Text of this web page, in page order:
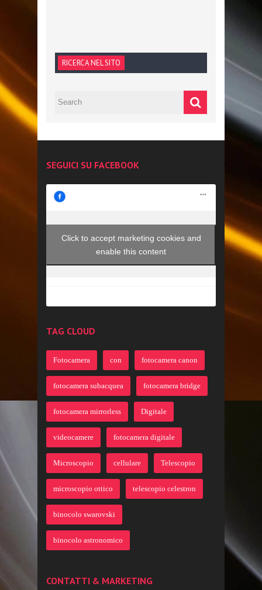
RICERCA NEL SITO
SEGUICI SU FACEBOOK
Click to accept marketing cookies and
enable this content
TAG CLOUD
Fotocamera con fotocamera canon
fotocamera subacquea fotocamera bridge
fotocamera mirrorless Digitale
videocamere fotocamera digitale
Microscopio cellulare Telescopio
microscopio ottico telescopio celestron
binocolo swarovski
binocolo astronomico
CONTATTI & MARKETING